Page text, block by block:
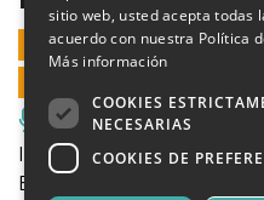
24 DICIEMBRE 2023 -
LAS VENTAS EN LÍNEA
Música, Eventos
IN ASCENSORE DA
Babbo Natale con i suoi
sitio web, usted acepta todas
acuerdo con nuestra Política
Más información
COOKIES
NECESARIAS
COOKIES DE